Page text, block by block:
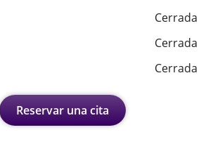
Cerrada
Cerrada
Cerrada
Reservar una cita